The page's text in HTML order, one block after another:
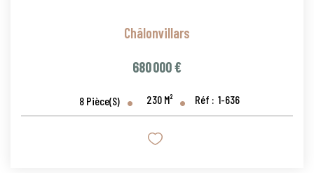
Châlonvillars
680 000 €
8 Pièce(s) 230 M² Réf : 1-636